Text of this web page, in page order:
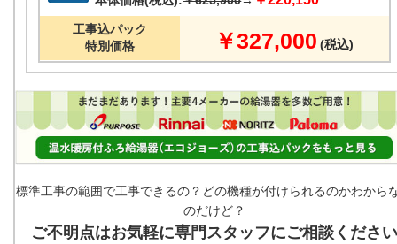
工事込パック
特別価格
￥327,000 (税込)
標準工事の範囲で工事できるの？どの機種が付けられるのかわから
のだけど？
ご不明点はお気軽に専門スタッフにご相談ください